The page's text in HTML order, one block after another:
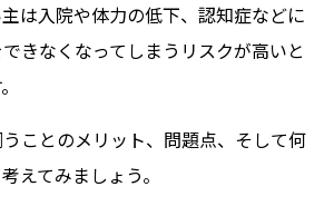
は入院や体力の低下、認知症などに
きなくなってしまうリスクが高いと
ことのメリット、問題点、そして何
えてみましょう。